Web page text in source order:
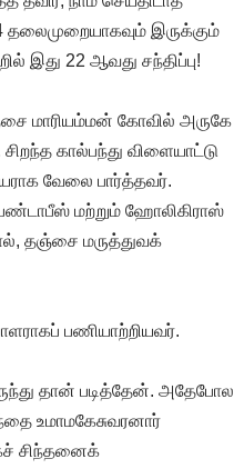
இருக்கும்
இது 22 ஆவது சந்திப்பு!
மாரியம்மன் கோவில் அருகே
கால்பந்து விளையாட்டு
வேலை பார்த்தவர்.
பண்டாபீஸ் மற்றும் ஹோலிகிராஸ்
தஞ்சை மருத்துவக்
பணியாற்றியவர்.
தான் படித்தேன். அதேபோல
உமாமகேசுவரனார்
சிந்தனைக்